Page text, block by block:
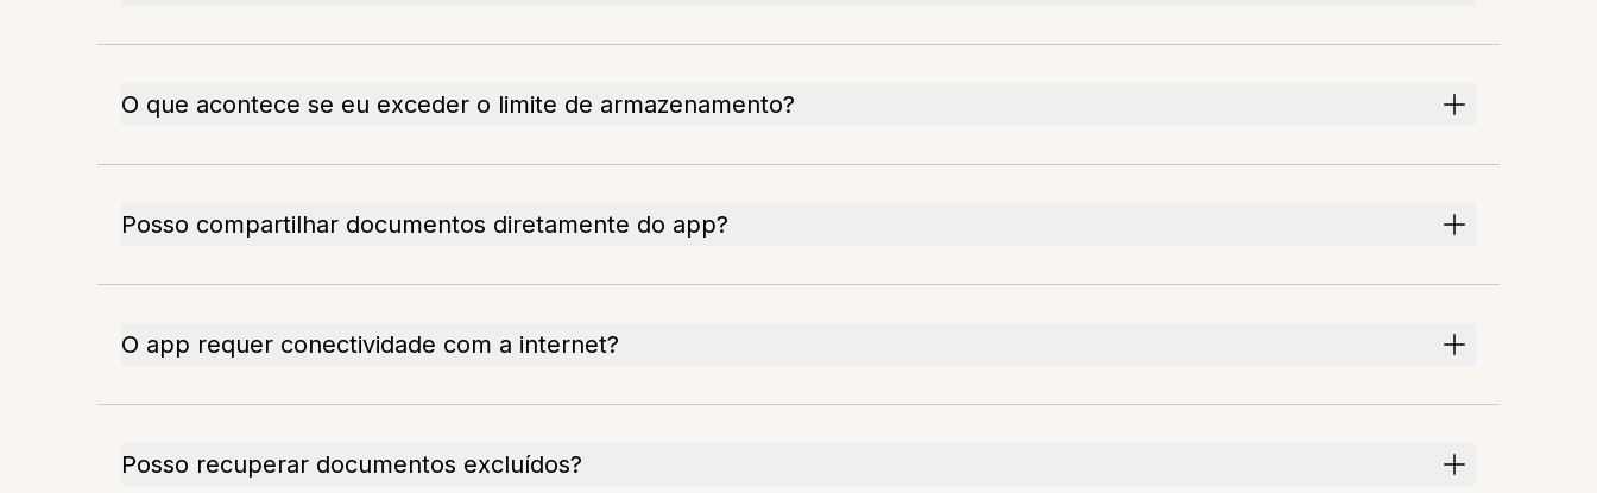
O que acontece se eu exceder o limite de armazenamento?
Posso compartilhar documentos diretamente do app?
O app requer conectividade com a internet?
Posso recuperar documentos excluídos?